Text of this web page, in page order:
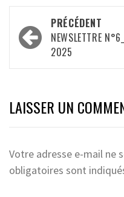
Navigation
d’article
PRÉCÉDENT
NEWSLETTRE
2025
LAISSER UN
Votre adresse e-mail ne
obligatoires sont